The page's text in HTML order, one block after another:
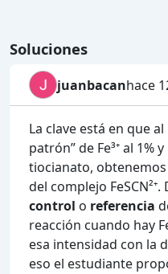
Soluciones
juanbacanhace
La clave está en que
patrón” de Fe³⁺ al 1%
tiocianato,
del complejo
control o referencia
reacción cuando hay
esa intensidad con la
eso el estudiante